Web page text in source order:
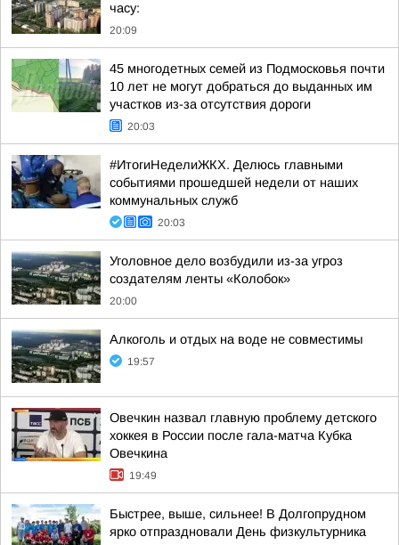
часу:
20:09
45 многодетных семей из Подмосковья почти
10 лет не могут добраться до выданных им
участков из-за отсутствия дороги
20:03
#ИтогиНеделиЖКХ. Делюсь главными
событиями прошедшей недели от наших
коммунальных служб
20:03
Уголовное дело возбудили из-за угроз
создателям ленты «Колобок»
20:00
Алкоголь и отдых на воде не совместимы
19:57
Овечкин назвал главную проблему детского
хоккея в России после гала-матча Кубка
Овечкина
19:49
Быстрее, выше, сильнее! В Долгопрудном
ярко отпраздновали День физкультурника